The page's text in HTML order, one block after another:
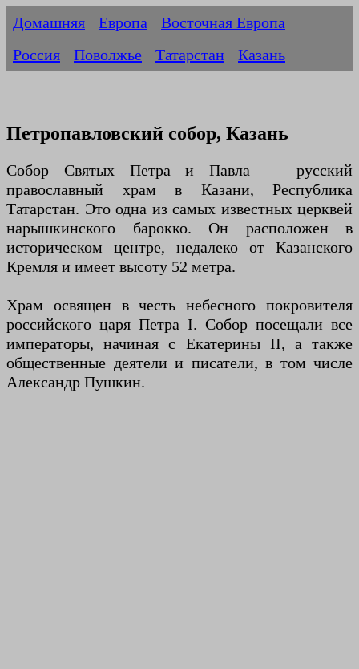
Домашняя Европа
Восточная Европа
Россия
Поволжье Татарстан Казань
Петропавловский собор, Казань
Собор Святых Петра и Павла — русский
православный храм в Казани, Республика
Татарстан. Это одна из самых известных церквей
нарышкинского барокко. Он расположен в
историческом центре, недалеко от Казанского
Кремля и имеет высоту 52 метра.
Храм освящен в честь небесного покровителя
российского царя Петра I. Собор посещали все
императоры, начиная с Екатерины II, а также
общественные деятели и писатели, в том числе
Александр Пушкин.